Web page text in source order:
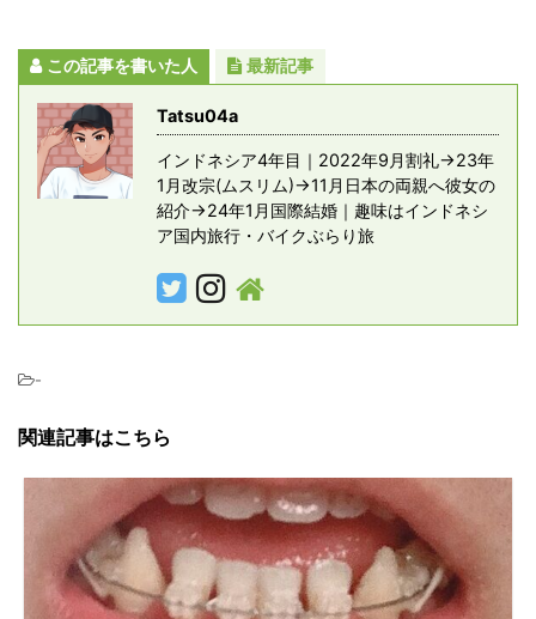
この記事を書いた人 最新記事
Tatsu04a
インドネシア4年目｜2022年9月割礼→23年
1月改宗(ムスリム)→11月日本の両親へ彼女の
紹介→24年1月国際結婚｜趣味はインドネシ
ア国内旅行・バイクぶらり旅
-
関連記事はこちら